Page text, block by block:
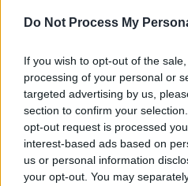
Do Not Process My
If you wish to opt-out of the
processing of your personal or
targeted advertising by us,
section to confirm your
opt-out request is processed
interest-based ads based on
us or personal information
your opt-out. You may